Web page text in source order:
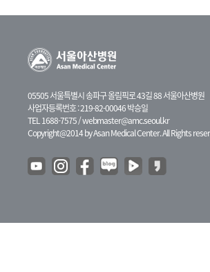
05505 서울특별시 송파구 올림픽로 43길 88 서울아산병원
사업자등록번호 : 219-82-00046 박승일
TEL 1688-7575 /webmaster@amc.seoul.kr
Copyright@2014 by Asan Medical Center. All Rights